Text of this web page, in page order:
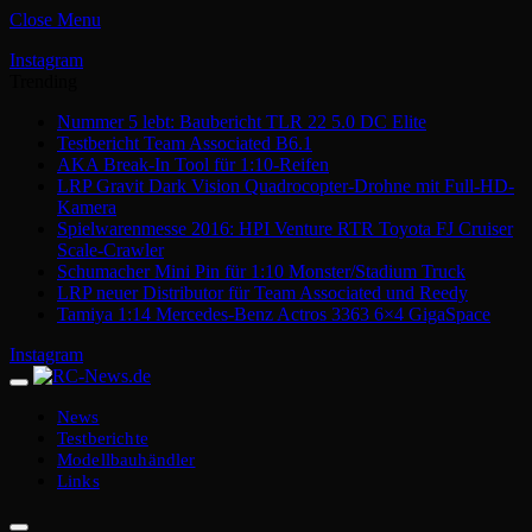
Close Menu
Instagram
Nummer 5 lebt: Baubericht TLR 22 5.0 DC Elite
Testbericht Team Associated B6.1
AKA Break-In Tool für 1:10-Reifen
LRP Gravit Dark Vision Quadrocopter-Drohne mit Full-HD-
Kamera
Spielwarenmesse 2016: HPI Venture RTR Toyota FJ Cruiser
Scale-Crawler
Schumacher Mini Pin für 1:10 Monster/Stadium Truck
LRP neuer Distributor für Team Associated und Reedy
Tamiya 1:14 Mercedes-Benz Actros 3363 6×4 GigaSpace
Instagram
News
Testberichte
Modellbauhändler
Links